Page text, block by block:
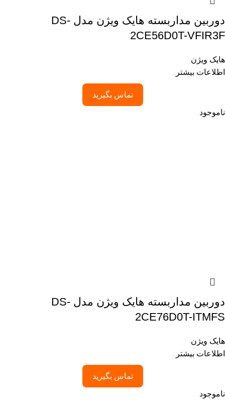
دوربین مداربسته هایک ویژن مدل DS-
2CE56D0T-VFIR3F
هایک ویژن
اطلاعات بیشتر
تماس بگیرید
ناموجود
دوربین مداربسته هایک ویژن مدل DS-
2CE76D0T-ITMFS
هایک ویژن
اطلاعات بیشتر
تماس بگیرید
ناموجود